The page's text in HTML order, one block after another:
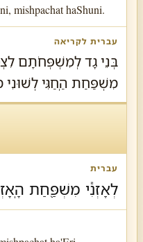
mishpachat haShuni.
בְּנֵי גָד לְמִשְׁפְּחֹתָם
מִשְׁפַּחַת הַֽחַגִּי לְשׁוּנִי
לְאָזְנִ֕י מִשְׁפַּ֖חַת